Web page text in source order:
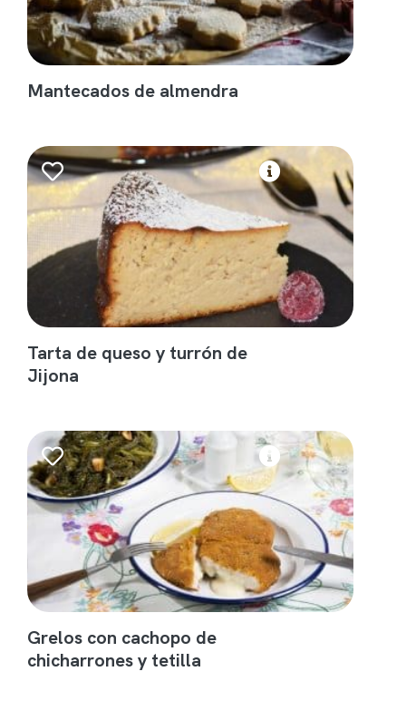
Mantecados de almendra
Tarta de queso y turrón de
Jijona
Grelos con cachopo de
chicharrones y tetilla